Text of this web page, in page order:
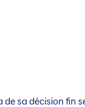
sa décision fin